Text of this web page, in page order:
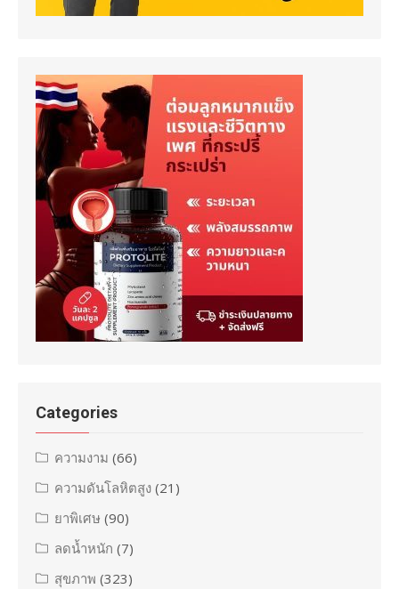
Categories
ความงาม (66)
ความดันโลหิตสูง (21)
ยาพิเศษ (90)
ลดน้ำหนัก (7)
สุขภาพ (323)